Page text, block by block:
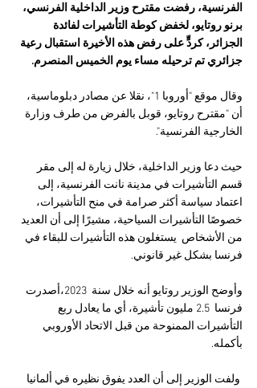
الفرنسية، رفضت مقترح وزير الداخلية الفرنسي،
برنو روتايو، لخفض كوطة التأشيرات لفائدة
الجزائر، كردٍّ على رفض هذه الأخيرة استقبال رعية
جزائري تم ترحيله مساء يوم الخميس المنصرم.
وقال موقع "أوروبا 1"، نقلا عن مصادر دبلوماسية،
أن "مقترح روتايو، قوبل بالفرض من طرف وزارة
الخارجية الفرنسية".
حيث دعا وزير الداخلية، خلال زيارة له إلى مقر
قسم التأشيرات في مدينة نانت الفرنسية، إلى
اعتماد سياسة أكثر صرامة في منح التأشيرات،
خصوصًا التأشيرات السياحية، مشيرًا إلى أن العديد
من الأشخاص  يستغلون هذه التأشيرات للبقاء في
فرنسا بشكل غير قانوني.
وأوضح الوزير روتايو أنه خلال سنة  2023،أصدرت
فرنسا  2.5 مليون تأشيرة، أي ما يعادل ربع
التأشيرات الممنوحة من قبل الاتحاد الأوروبي
بأكمله.
ولفت الوزير إلى أن العدد يفوق نظيره في ألمانيا